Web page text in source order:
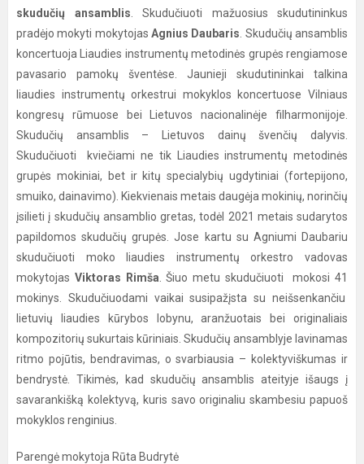
skudučių ansamblis . Skudučiuoti mažuosius skudutininkus
pradėjo mokyti mokytojas Agnius Daubaris . Skudučių ansamblis
koncertuoja Liaudies instrumentų metodinės grupės rengiamose
pavasario pamokų šventėse. Jaunieji skudutininkai talkina
liaudies instrumentų orkestrui mokyklos koncertuose Vilniaus
kongresų rūmuose bei Lietuvos nacionalinėje filharmonijoje.
Skudučių ansamblis – Lietuvos dainų švenčių dalyvis.
Skudučiuoti kviečiami ne tik Liaudies instrumentų metodinės
grupės mokiniai, bet ir kitų specialybių ugdytiniai (fortepijono,
smuiko, dainavimo). Kiekvienais metais daugėja mokinių, norinčių
įsilieti į skudučių ansamblio gretas, todėl 2021 metais sudarytos
papildomos skudučių grupės. Jose kartu su Agniumi Daubariu
skudučiuoti moko liaudies instrumentų orkestro vadovas
mokytojas Viktoras Rimša . Šiuo metu skudučiuoti mokosi 41
mokinys. Skudučiuodami vaikai susipažįsta su neišsenkančiu
lietuvių liaudies kūrybos lobynu, aranžuotais bei originaliais
kompozitorių sukurtais kūriniais. Skudučių ansamblyje lavinamas
ritmo pojūtis, bendravimas, o svarbiausia – kolektyviškumas ir
bendrystė. Tikimės, kad skudučių ansamblis ateityje išaugs į
savarankišką kolektyvą, kuris savo originaliu skambesiu papuoš
mokyklos renginius.
Parengė mokytoja Rūta Budrytė